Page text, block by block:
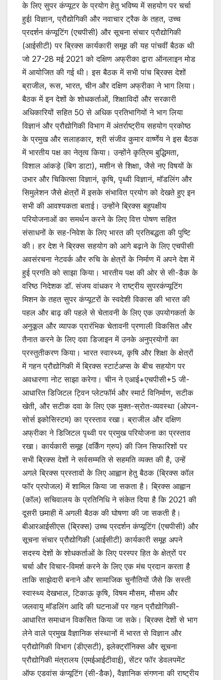
के लिए सुपर कंप्‍यूटर के प्रयोग हेतु भविष्य में सहयोग पर चर्चा
हुईI विज्ञान, प्रौद्योगिकी और नवाचार ट्रैक के तहत, उच्च
प्रदर्शन कंप्यूटिंग (एचपीसी) और सूचना संचार प्रौद्योगिकी
(आईसीटी) पर ब्रिक्स कार्यकारी समूह की यह पांचवीं बैठक थी
जो 27-28 मई 2021 को दक्षिण अफ्रीका द्वारा ऑनलाइन मोड
में आयोजित की गई थी। इस बैठक में सभी पांच ब्रिक्स देशों
ब्राजील, रूस, भारत, चीन और दक्षिण अफ्रीका ने भाग लिया।
बैठक में इन देशों के शोधकर्ताओं, शिक्षाविदों और सरकारी
अधिकारियों सहित 50 से अधिक प्रतिभागियों ने भाग लिया
विज्ञानं और प्रौद्योगिकी विभाग में अंतर्राष्ट्रीय सहयोग प्रकोष्ठ
के प्रमुख और सलाहकार, श्री संजीव कुमार वार्ष्णेय ने इस बैठक
में भारतीय पक्ष का नेतृत्व किया। उन्होंने कृत्रिम बुद्धिमता,
विशाल आंकड़े (बिग डाटा), मशीन से शिक्षा, जैसे नए विषयों के
उभार और चिकित्सा विज्ञानं, कृषि, पृथ्वी विज्ञानं, मॉडलिंग और
सिमुलेशन जैसे क्षेत्रों में इसके संभावित प्रयोग को देखते हुए इन
सभी की आवश्यकता बताई। उन्होंने ब्रिक्स बहुपक्षीय
परियोजनाओं का समर्थन करने के लिए वित्त पोषण सहित
संसाधनों के सह-निवेश के लिए भारत की प्रतिबद्धता की पुष्टि
की। हर देश ने ब्रिक्स सहयोग को आगे बढ़ाने के लिए एचपीसी
अवसंरचना नेटवर्क और रुचि के क्षेत्रों के निर्माण में अपने देश में
हुई प्रगति को साझा किया। भारतीय पक्ष की ओर से सी-डैक के
वरिष्ठ निदेशक डॉ. संजय वांधकर ने राष्ट्रीय सुपरकंप्यूटिंग
मिशन के तहत सुपर कंप्यूटरों के स्वदेशी विकास की भारत की
पहल और बाढ़ की पहले से चेतावनी के लिए एक उपयोगकर्ता के
अनुकूल और व्यापक प्रारंभिक चेतावनी प्रणाली विकसित और
तैनात करने के लिए दवा डिजाइन में उनके अनुप्रयोगों का
प्रस्तुतीकरण किया। भारत स्वास्थ्य, कृषि और शिक्षा के क्षेत्रों
में गहन प्रौद्योगिकी में ब्रिक्स स्टार्टअप्स के बीच सहयोग पर
अवधारणा नोट साझा करेगा। चीन ने एआई+एचपीसी+5 जी-
आधारित डिजिटल ट्विन प्लेटफॉर्म और स्मार्ट विनिर्माण, सटीक
खेती, और सटीक दवा के लिए एक मुक्त-स्रोत-व्यवस्था (ओपन-
सोर्स इकोसिस्टम) का प्रस्ताव रखा। ब्राजील और दक्षिण
अफ्रीका ने डिजिटल पृथ्वी पर प्रमुख परियोजना का प्रस्ताव
रखा। कार्यकारी समूह (वर्किंग ग्रुप) की जिन सिफारिशों पर
सभी ब्रिक्स देशों ने सर्वसम्मति से सहमति व्यक्त की है, उन्हें
अगले ब्रिक्स प्रस्तावों के लिए आह्वान हेतु बैठक (ब्रिक्स कॉल
फॉर प्रपोजल) में शामिल किया जा सकता है। ब्रिक्स आह्वान
(कॉल) सचिवालय के प्रतिनिधि ने संकेत दिया है कि 2021 की
दूसरी छमाही में अगली बैठक की घोषणा की जा सकती है।
बीआरआईसीएस (ब्रिक्स) उच्च प्रदर्शन कंप्यूटिंग (एचपीसी) और
सूचना संचार प्रौद्योगिकी (आईसीटी) कार्यकारी समूह अपने
सदस्य देशों के शोधकर्ताओं के लिए परस्पर हित के क्षेत्रों पर
चर्चा और विचार-विमर्श करने के लिए एक मंच प्रदान करता है
ताकि साझेदारी बनाने और सामाजिक चुनौतियों जैसे कि सस्ती
स्वास्थ्य देखभाल, टिकाऊ कृषि, विषम मौसम, मौसम और
जलवायु मॉडलिंग आदि की घटनाओं पर गहन प्रौद्योगिकी-
आधारित समाधान विकसित किया जा सके। ब्रिक्स देशों से भाग
लेने वाले प्रमुख वैज्ञानिक संस्थानों में भारत से विज्ञान और
प्रौद्योगिकी विभाग (डीएसटी), इलेक्ट्रॉनिक्स और सूचना
प्रौद्योगिकी मंत्रालय (एमईआईटीवाई), सेंटर फॉर डेवलपमेंट
ऑफ एडवांस कंप्यूटिंग (सी-डैक), वैज्ञानिक संगणना की राष्ट्रीय